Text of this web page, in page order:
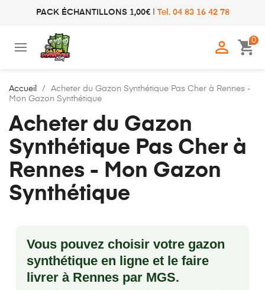
PACK ÉCHANTILLONS 1,00€| Tel. 04 83 16 42 78
 shopping_cart
0
Accueil
Acheter du Gazon Synthétique Pas Cher à Rennes -
Mon Gazon Synthétique
Acheter du Gazon
Synthétique Pas Cher à
Rennes - Mon Gazon
Synthétique
Vous pouvez choisir votre gazon
synthétique en ligne et le faire
livrer à Rennes par MGS.